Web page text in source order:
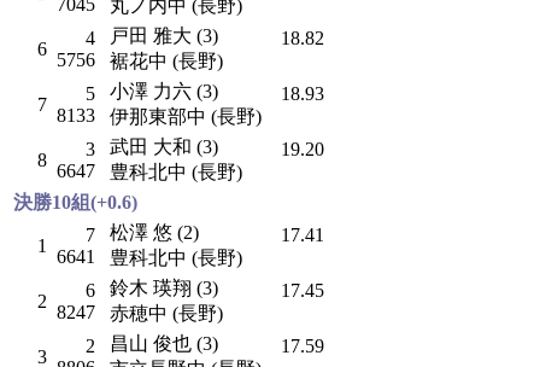
丸ノ内中 (長野)
6
4
5756
戸田 雅大 (3)
裾花中 (長野)
18.82
7
5
8133
小澤 力六 (3)
伊那東部中 (長野)
18.93
8
3
6647
武田 大和 (3)
豊科北中 (長野)
19.20
決勝10組(+0.6)
1
7
6641
松澤 悠 (2)
豊科北中 (長野)
17.41
2
6
8247
鈴木 瑛翔 (3)
赤穂中 (長野)
17.45
3
2
昌山 俊也 (3)
17.59